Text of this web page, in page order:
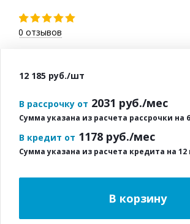
0 отзывов
12 185 руб./шт
В рассрочку от 2031 руб./мес
Сумма указана из расчета рассрочки на
В кредит от 1178 руб./мес
Сумма указана из расчета кредита на
В корзину